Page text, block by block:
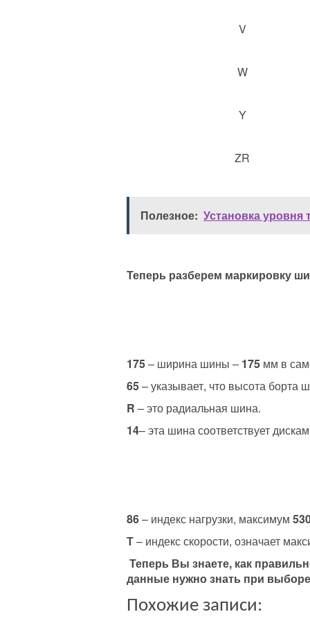
V
W
Y
ZR
Полезное: Установка уровня
Теперь разберем маркировку
175– ширина шины – 175 мм в
65– указывает, что высота борта
R – это радиальная шина.
14– эта шина соответствует дискам
86– индекс нагрузки, максимум
Т– индекс скорости, означает
Теперь Вы знаете, как
данные нужно знать при
Похожие записи: